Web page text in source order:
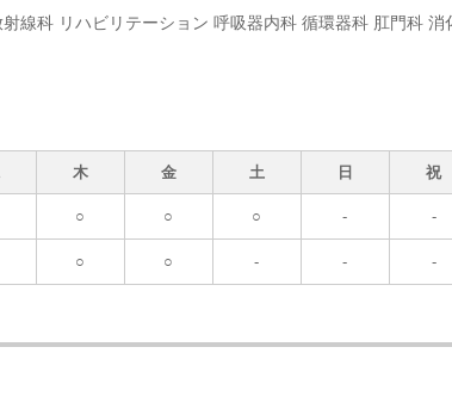
線科 リハビリテーション 呼吸器内科 循環器科 肛門科 消
木 金 土 日 祝
○ ○ ○ - -
○ ○ - - -